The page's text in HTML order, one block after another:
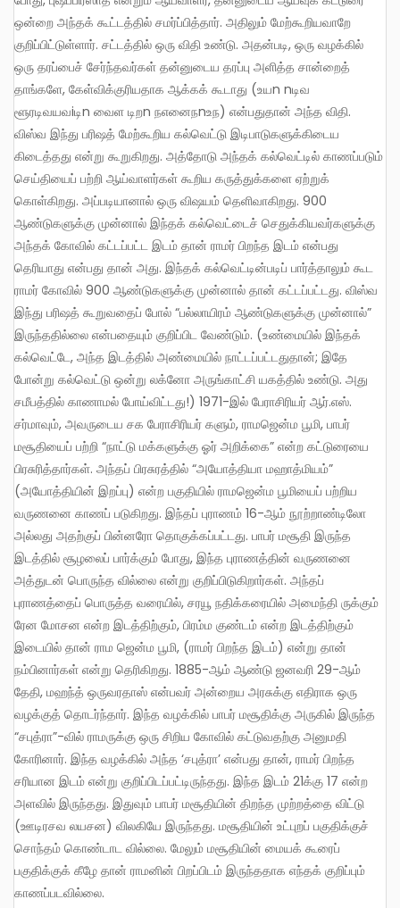
ஒன்றை அந்தக் கூட்டத்தில் சமர்ப்பித்தார். அதிலும் மேற்கூறியவாறே
குறிப்பிட்டுள்ளார். சட்டத்தில் ஒரு விதி உண்டு. அதன்படி, ஒரு வழக்கில்
ஒரு தரப்பைச் சேர்ந்தவர்கள் தன்னுடைய தரப்பு அளித்த சான்றைத்
தாங்களே, கேள்விக்குரியதாக ஆக்கக் கூடாது (உயn nடிவ
ளூரடிவயவiடிn வைள டிறn நஎனைநnஉந) என்பதுதான் அந்த விதி.
விஸ்வ இந்து பரிஷத் மேற்கூறிய கல்வெட்டு இடிபாடுகளுக்கிடைய
கிடைத்தது என்று கூறுகிறது. அத்தோடு அந்தக் கல்வெட்டில் காணப்படும்
செய்தியைப் பற்றி ஆய்வாளர்கள் கூறிய கருத்துக்களை ஏற்றுக்
கொள்கிறது. அப்படியானால் ஒரு விஷயம் தெளிவாகிறது. 900
ஆண்டுகளுக்கு முன்னால் இந்தக் கல்வெட்டைச் செதுக்கியவர்களுக்கு
அந்தக் கோவில் கட்டப்பட்ட இடம் தான் ராமர் பிறந்த இடம் என்பது
தெரியாது என்பது தான் அது. இந்தக் கல்வெட்டின்படிப் பார்த்தாலும் கூட
ராமர் கோவில் 900 ஆண்டுகளுக்கு முன்னால் தான் கட்டப்பட்டது. விஸ்வ
இந்து பரிஷத் கூறுவதைப் போல் “பல்லாயிரம் ஆண்டுகளுக்கு முன்னால்”
இருந்ததில்லை என்பதையும் குறிப்பிட வேண்டும். (உண்மையில் இந்தக்
கல்வெட்டே, அந்த இடத்தில் அண்மையில் நாட்டப்பட்டதுதான்; இதே
போன்று கல்வெட்டு ஒன்று லக்னோ அருங்காட்சி யகத்தில் உண்டு. அது
சமீபத்தில் காணாமல் போய்விட்டது!) 1971-இல் பேராசிரியர் ஆர்.எஸ்.
சர்மாவும், அவருடைய சக பேராசிரியர் களும், ராமஜென்ம பூமி, பாபர்
மசூதியைப் பற்றி “நாட்டு மக்களுக்கு ஓர் அறிக்கை” என்ற கட்டுரையை
பிரசுரித்தார்கள். அந்தப் பிரசுரத்தில் “அயோத்தியா மஹாத்மியம்”
(அயோத்தியின் இறப்பு) என்ற பகுதியில் ராமஜென்ம பூமியைப் பற்றிய
வருணனை காணப் படுகிறது. இந்தப் புராணம் 16-ஆம் நூற்றாண்டிலோ
அல்லது அதற்குப் பின்னரோ தொகுக்கப்பட்டது. பாபர் மசூதி இருந்த
இடத்தில் சூழலைப் பார்க்கும் போது, இந்த புராணத்தின் வருணனை
அத்துடன் பொருந்த வில்லை என்று குறிப்பிடுகிறார்கள். அந்தப்
புராணத்தைப் பொருத்த வரையில், சரயூ நதிக்கரையில் அமைந்தி ருக்கும்
ரேன மோசன என்ற இடத்திற்கும், பிரம்ம குண்டம் என்ற இடத்திற்கும்
இடையில் தான் ராம ஜென்ம பூமி, (ராமர் பிறந்த இடம்) என்று தான்
நம்பினார்கள் என்று தெரிகிறது. 1885-ஆம் ஆண்டு ஜனவரி 29-ஆம்
தேதி, மஹந்த் ஒருவரதாஸ் என்பவர் அன்றைய அரசுக்கு எதிராக ஒரு
வழக்குத் தொடர்ந்தார். இந்த வழக்கில் பாபர் மசூதிக்கு அருகில் இருந்த
“சபுத்ரா”-வில் ராமருக்கு ஒரு சிறிய கோவில் கட்டுவதற்கு அனுமதி
கோரினார். இந்த வழக்கில் அந்த ‘சபுத்ரா’ என்பது தான், ராமர் பிறந்த
சரியான இடம் என்று குறிப்பிடப்பட்டிருந்தது. இந்த இடம் 21க்கு 17 என்ற
அளவில் இருந்தது. இதுவும் பாபர் மசூதியின் திறந்த முற்றத்தை விட்டு
(ஊடிரசவ லயசன) விலகியே இருந்தது. மசூதியின் உட்புறப் பகுதிக்குச்
சொந்தம் கொண்டாட வில்லை. மேலும் மசூதியின் மையக் கூரைப்
பகுதிக்குக் கீழே தான் ராமனின் பிறப்பிடம் இருந்ததாக எந்தக் குறிப்பும்
காணப்படவில்லை.